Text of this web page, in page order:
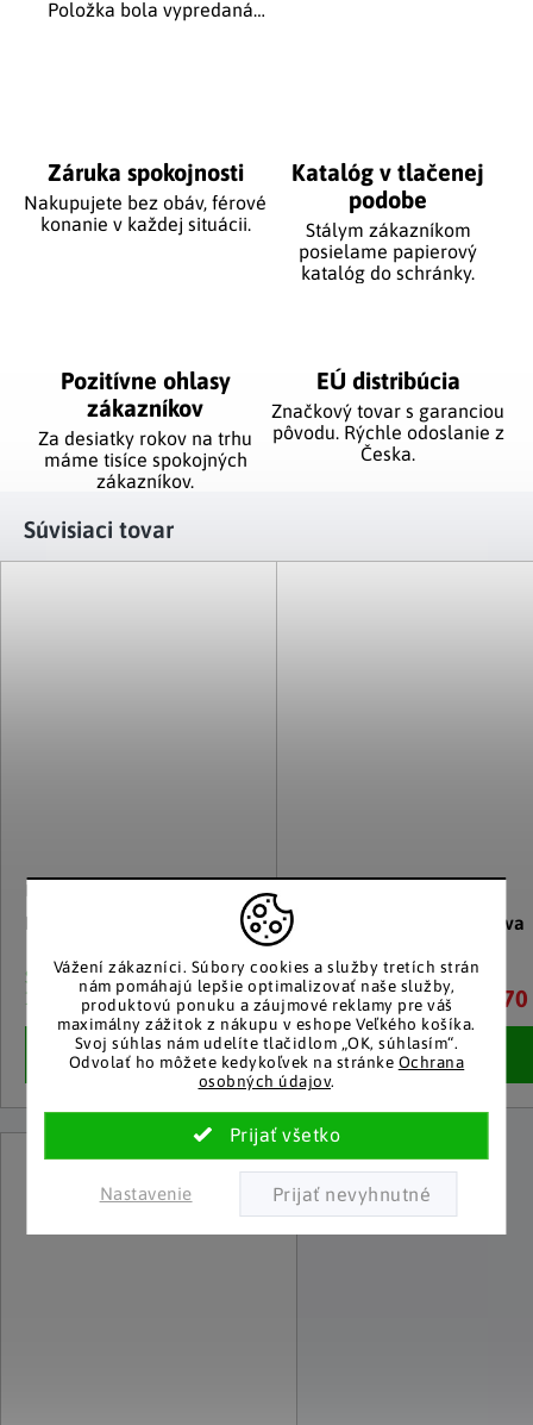
Vážení zákazníci. Súbory cookies a služby tretích strán
nám pomáhajú lepšie optimalizovať naše služby,
produktovú ponuku a záujmové reklamy pre váš
maximálny zážitok z nákupu v eshope Veľkého košíka.
Svoj súhlas nám udelíte tlačidlom „OK, súhlasím“.
Odvolať ho môžete kedykoľvek na stránke Ochrana
osobných údajov.
Nastavenie
Položka bola vypredaná…
Záruka spokojnosti
Nakupujete bez obáv, férové
​​konanie v každej situácii.
Katalóg v tlačenej
podobe
Stálym zákazníkom
posielame papierový
katalóg do schránky.
Pozitívne ohlasy
zákazníkov
Za desiatky rokov na trhu
máme tisíce spokojných
zákazníkov.
EÚ distribúcia
Značkový tovar s garanciou
pôvodu. Rýchle odoslanie z
Česka.
Súvisiaci tovar
Pasca na osy, žltá
Skladom
10 a viac kusov
5 €
Detail
Záhradná dekorácia Želva
Skladom
10 a viac kusov
Detail